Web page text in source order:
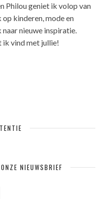
Philou geniet ik volop van
kinderen, mode en
nieuwe inspiratie.
ik vind met jullie!
NIEUWSBRIEF